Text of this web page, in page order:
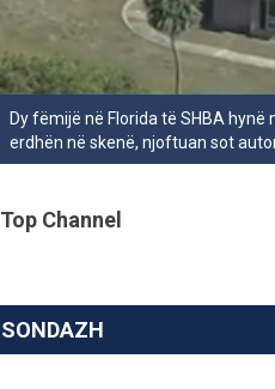
Dy fëmijë në Florida të SHBA
erdhën në skenë, njoftuan sot
Top Channel
SONDAZH